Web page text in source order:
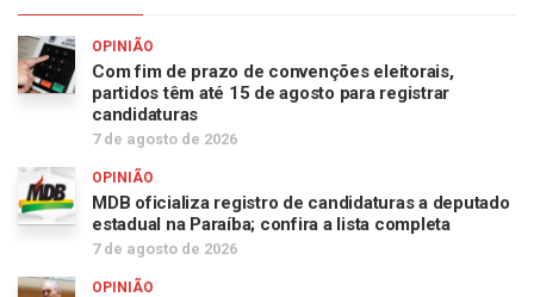
OPINIÃO
Com fim de prazo de convenções eleitorais,
partidos têm até 15 de agosto para registrar
candidaturas
7 de agosto de 2026
OPINIÃO
MDB oficializa registro de candidaturas a deputado
estadual na Paraíba; confira a lista completa
7 de agosto de 2026
OPINIÃO